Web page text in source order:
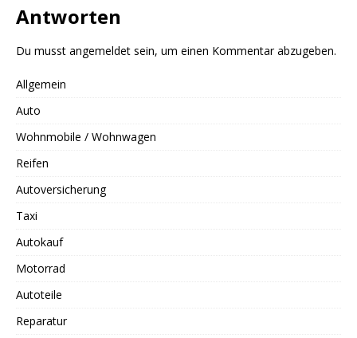
Antworten
Du musst angemeldet sein, um einen Kommentar abzugeben.
Allgemein
Auto
Wohnmobile / Wohnwagen
Reifen
Autoversicherung
Taxi
Autokauf
Motorrad
Autoteile
Reparatur